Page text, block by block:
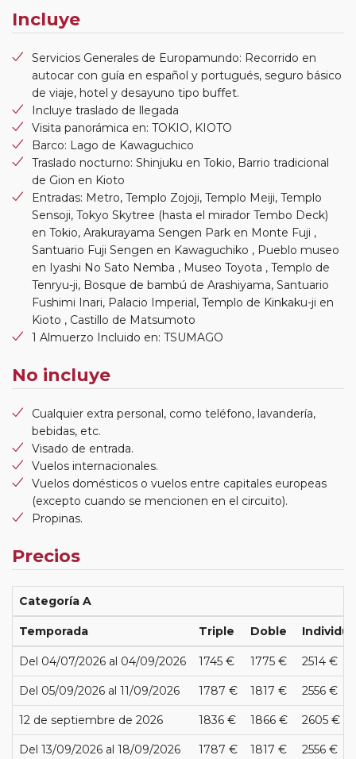
Incluye
Servicios Generales de Europamundo: Recorrido en
autocar con guía en español y portugués, seguro básico
de viaje, hotel y desayuno tipo buffet.
Incluye traslado de llegada
Visita panorámica en: TOKIO, KIOTO
Barco: Lago de Kawaguchico
Traslado nocturno: Shinjuku en Tokio, Barrio tradicional
de Gion en Kioto
Entradas: Metro, Templo Zojoji, Templo Meiji, Templo
Sensoji, Tokyo Skytree (hasta el mirador Tembo Deck)
en Tokio, Arakurayama Sengen Park en Monte Fuji ,
Santuario Fuji Sengen en Kawaguchiko , Pueblo museo
en Iyashi No Sato Nemba , Museo Toyota , Templo de
Tenryu-ji, Bosque de bambú de Arashiyama, Santuario
Fushimi Inari, Palacio Imperial, Templo de Kinkaku-ji en
Kioto , Castillo de Matsumoto
1 Almuerzo Incluido en: TSUMAGO
No incluye
Cualquier extra personal, como teléfono, lavandería,
bebidas, etc.
Visado de entrada.
Vuelos internacionales.
Vuelos domésticos o vuelos entre capitales europeas
(excepto cuando se mencionen en el circuito).
Propinas.
Precios
Categoría A
Temporada Triple Doble
Del 04/07/2026 al 04/09/2026 1745 € 1775 € 2514 €
Del 05/09/2026 al 11/09/2026 1787 € 1817 € 2556 €
12 de septiembre de 2026 1836 € 1866 € 2605 €
Del 13/09/2026 al 18/09/2026 1787 € 1817 € 2556 €